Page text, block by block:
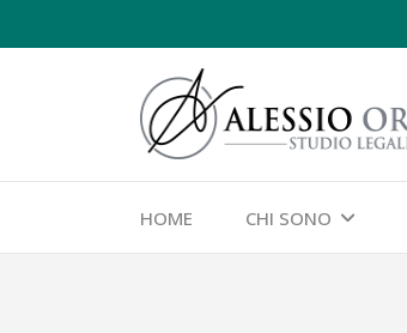
HOME CHI SONO